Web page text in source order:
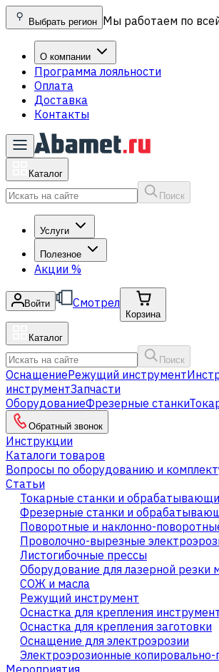
Выбрать регион Мы работаем по
О компании
Программа лояльности
Оплата
Доставка
Контакты
Каталог
Поиск
Услуги
Полезное
Акции %
Войти Смотрел
Корзина
Каталог
Поиск
ОснащениеРежущий инструмент
инструментЗапчасти
ОборудованиеФрезерные станки
Обратный звонок
Инструкции
Каталоги товаров
Вопросы по оборудованию и
Статьи
Токарные станки и
Фрезерные станки и
Поворотные и наклонно-
Проволочно-вырезные
Листогибочные прессы
Оборудование для лазерной резки
СОЖ и масла
Режущий инструмент
Оснастка для крепления
Оснастка для крепления заготовки
Оснащение для электроэрозии
Электроэрозионные
Мероприятия